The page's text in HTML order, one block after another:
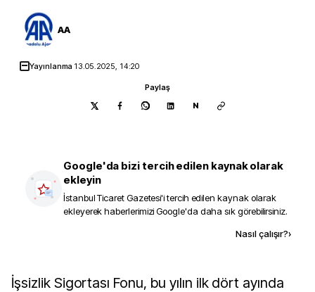
AA
Yayınlanma 13.05.2025, 14:20
Paylaş
N
Google'da bizi tercih edilen kaynak olarak
ekleyin
İstanbul Ticaret Gazetesi'i tercih edilen kaynak olarak
ekleyerek haberlerimizi Google'da daha sık görebilirsiniz.
Nasıl çalışır?›
İşsizlik Sigortası Fonu, bu yılın ilk dört ayında